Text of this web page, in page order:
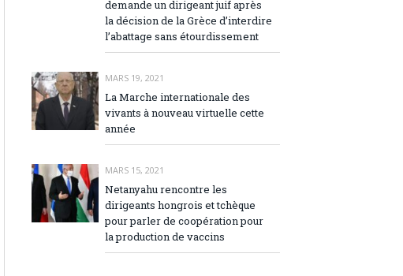
demande un dirigeant juif après
la décision de la Grèce d’interdire
l’abattage sans étourdissement
MARS 19, 2021
La Marche internationale des
vivants à nouveau virtuelle cette
année
MARS 15, 2021
Netanyahu rencontre les
dirigeants hongrois et tchèque
pour parler de coopération pour
la production de vaccins